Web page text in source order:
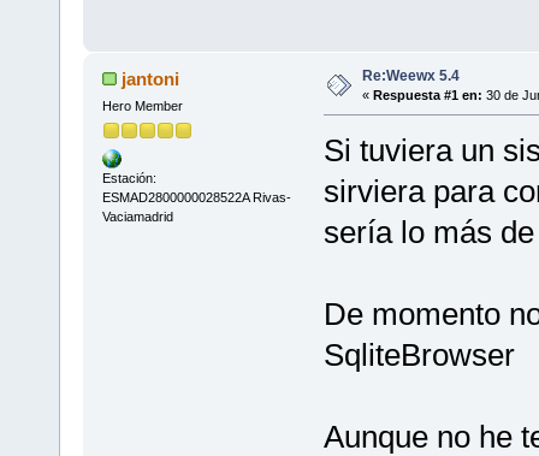
jantoni
Hero Member
Estación:
ESMAD2800000028522A Rivas-
Vaciamadrid
Re:Weewx 5.4
« Respuesta #1 en: 30 de
Si tuviera un
sirviera para
sería lo más
De momento
SqliteBrowser
Aunque no he